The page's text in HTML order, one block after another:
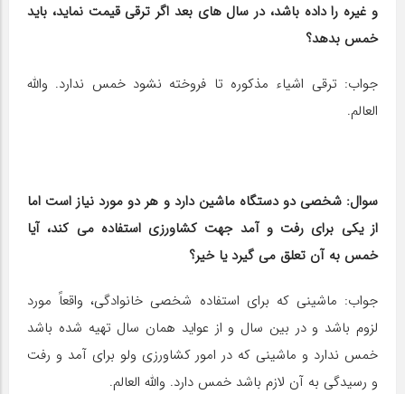
و غیره را داده باشد، در سال های بعد اگر ترقی قیمت نماید، باید
خمس بدهد؟
جواب: ترقی اشیاء مذکوره تا فروخته نشود خمس ندارد. والله
العالم.
سوال: شخصی دو دستگاه ماشین دارد و هر دو مورد نیاز است اما
از یکی برای رفت و آمد جهت کشاورزی استفاده می کند، آیا
خمس به آن تعلق می گیرد یا خیر؟
جواب: ماشینی که برای استفاده شخصی خانوادگی، واقعاً مورد
لزوم باشد و در بین سال و از عواید همان سال تهیه شده باشد
خمس ندارد و ماشینی که در امور کشاورزی ولو برای آمد و رفت
و رسیدگی به آن لازم باشد خمس دارد. والله العالم.